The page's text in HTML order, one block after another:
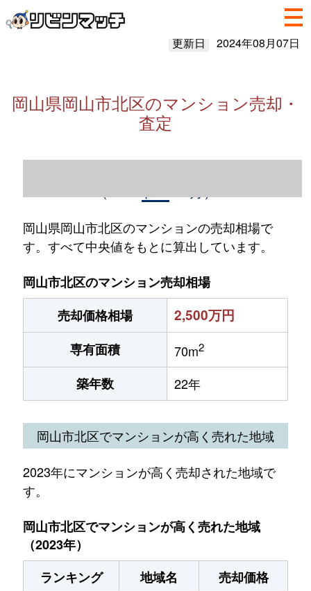
更新日 2024年08月07日
岡山県岡山市北区のマンション売却・
査定
岡山県岡山市北区のマンションの売却相場で
す。すべて中央値をもとに算出しています。
岡山市北区のマンション売却相場
売却価格相場
2,500万円
専有面積 70m2
築年数 22年
岡山市北区でマンションが高く売れた地域
2023年にマンションが高く売却された地域で
す。
岡山市北区でマンションが高く売れた地域
（2023年）
ランキング
地域名
売却価格